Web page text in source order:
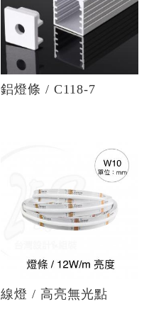
鋁燈條 / C118-7
線燈 / 高亮無光點